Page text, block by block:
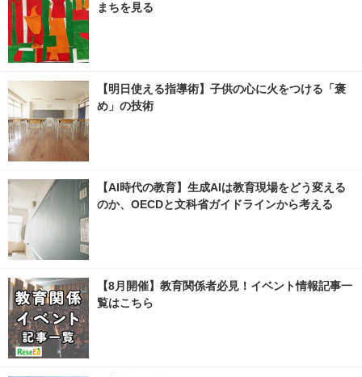
まちを見る
【明日使える指導術】子供の心に火をつける「褒
め」の技術
【AI時代の教育】生成AIは教育現場をどう変える
のか、OECDと文科省ガイドラインから考える
【8月開催】教育関係者必見！イベント情報記事一
覧はこちら